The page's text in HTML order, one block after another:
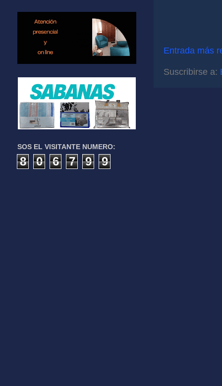
Entrada más
Suscribirse a:
SOS EL VISITANTE NUMERO:
8 0 6 7 9 9